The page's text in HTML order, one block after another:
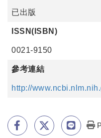
已出版
ISSN(ISBN)
0021-9150
參考連結
http://